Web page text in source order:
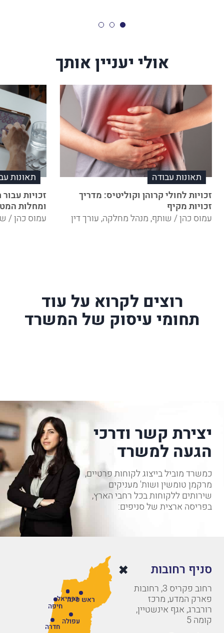
אולי יעניין אותך
תאונות עבודה
זכויות לחולי קרוהן וקוליטיס: מדריך
זכויות מקיף
עמוס כהן / שותף, מנהל מחלקה, עורך דין
תאונות
זכויות
ומחלות
עמוס כהן /
רוצים לקרוא על עוד
תחומי עיסוק של המשרד
יצירת קשר ודרכי
הגעה למשרד
כמשרד מוביל בייצוג לקוחות פרטיים,
מרקמן טומשין ושות' מעניקים
שירותים ללקוחות בכל רחבי הארץ,
בפריסה ארצית של סניפים:
סניף רחובות
רחוב פקריס 3, רחובות
פארק המדע, מרכז
רורברג, אגף אינשטיין,
קומה 5
חיפה
חדרה
עפולה
ראש פינהכרמיאל